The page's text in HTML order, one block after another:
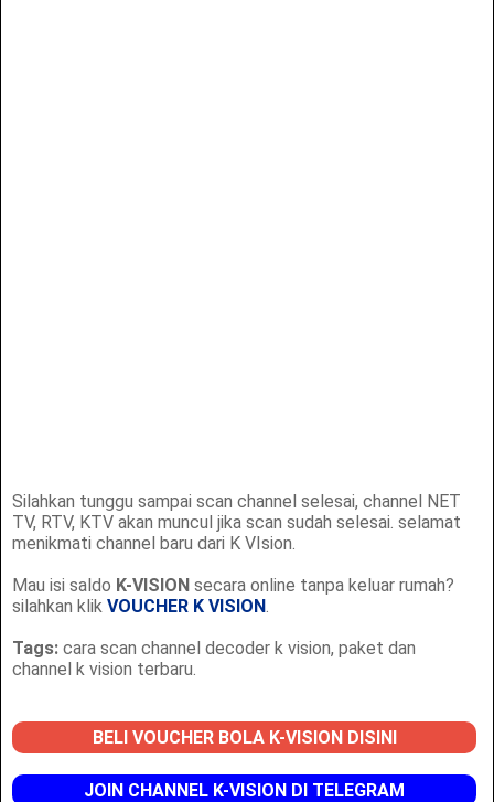
Silahkan tunggu sampai scan channel selesai, channel NET
TV, RTV, KTV akan muncul jika scan sudah selesai. selamat
menikmati channel baru dari K VIsion.
Mau isi saldo K-VISION secara online tanpa keluar rumah?
silahkan klikVOUCHER K VISION.
Tags: cara scan channel decoder k vision, paket dan
channel k vision terbaru.
BELI VOUCHER BOLA K-VISION DISINI
JOIN CHANNEL K-VISION DI TELEGRAM